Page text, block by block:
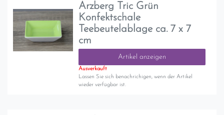
Arzberg Tric Grün
Konfektschale
Teebeutelablage ca. 7 x 7
cm
Artikel anzeigen
Ausverkauft
Lassen Sie sich benachrichigen, wenn der Artikel
wieder verfügbar ist.